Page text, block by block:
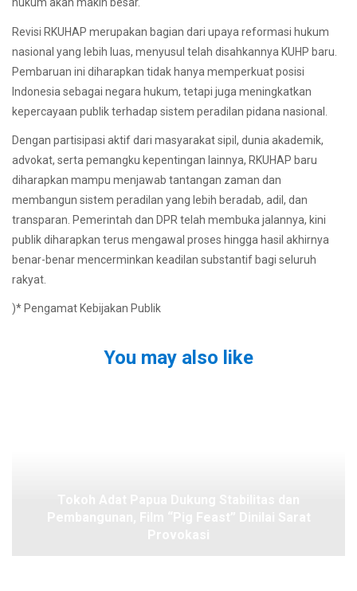
hukum akan makin besar.
Revisi RKUHAP merupakan bagian dari upaya reformasi hukum
nasional yang lebih luas, menyusul telah disahkannya KUHP baru.
Pembaruan ini diharapkan tidak hanya memperkuat posisi
Indonesia sebagai negara hukum, tetapi juga meningkatkan
kepercayaan publik terhadap sistem peradilan pidana nasional.
Dengan partisipasi aktif dari masyarakat sipil, dunia akademik,
advokat, serta pemangku kepentingan lainnya, RKUHAP baru
diharapkan mampu menjawab tantangan zaman dan
membangun sistem peradilan yang lebih beradab, adil, dan
transparan. Pemerintah dan DPR telah membuka jalannya, kini
publik diharapkan terus mengawal proses hingga hasil akhirnya
benar-benar mencerminkan keadilan substantif bagi seluruh
rakyat.
)* Pengamat Kebijakan Publik
You may also like